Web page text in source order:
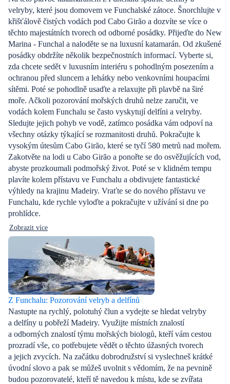
velryby, které jsou domovem ve Funchalské zátoce. Šnorchlujte v
křišťálově čistých vodách pod Cabo Girão a dozvíte se více o
těchto majestátních tvorech od odborné posádky. Přijeďte do New
Marina - Funchal a naloděte se na luxusní katamarán. Od zkušené
posádky obdržíte několik bezpečnostních informací. Vyberte si,
zda chcete sedět v luxusním interiéru s pohodlným posezením a
ochranou před sluncem a lehátky nebo venkovními houpacími
sítěmi. Poté se pohodlně usaďte a relaxujte při plavbě na širé
moře. Ačkoli pozorování mořských druhů nelze zaručit, ve
vodách kolem Funchalu se často vyskytují delfíni a velryby.
Sledujte jejich pohyb ve vodě, zatímco posádka vám odpoví na
všechny otázky týkající se rozmanitosti druhů. Pokračujte k
vysokým útesům Cabo Girão, které se tyčí 580 metrů nad mořem.
Zakotvěte na lodi u Cabo Girão a ponořte se do osvěžujících vod,
abyste prozkoumali podmořský život. Poté se v klidném tempu
plavíte kolem přístavu ve Funchalu a obdivujete fantastické
výhledy na krajinu Madeiry. Vraťte se do nového přístavu ve
Funchalu, kde rychle vyloďte a pokračujte v užívání si dne po
prohlídce.
Zobrazit více
Z Funchalu: Pozorování velryb a delfínů
Nastupte na rychlý, polotuhý člun a vydejte se hledat velryby
a delfíny u pobřeží Madeiry. Využijte místních znalostí
a odborných znalostí týmu mořských biologů, kteří vám cestou
prozradí vše, co potřebujete vědět o těchto úžasných tvorech
a jejich zvycích. Na začátku dobrodružství si vyslechneš krátké
úvodní slovo a pak se můžeš uvolnit s vědomím, že na pevnině
budou pozorovatelé, kteří tě navedou k místu, kde se zvířata